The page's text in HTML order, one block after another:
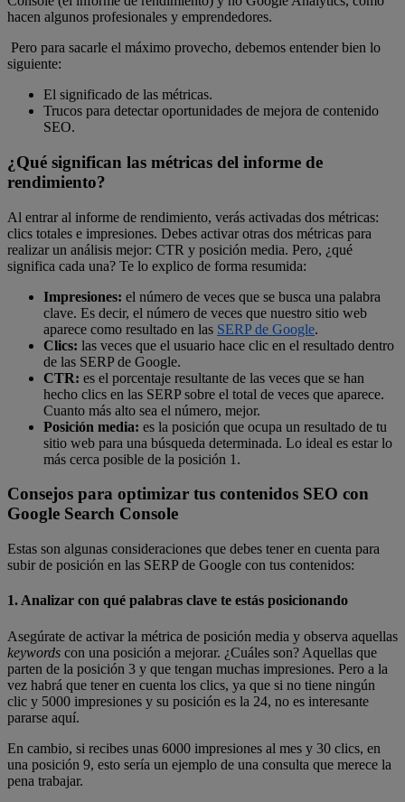
hacen algunos profesionales y emprendedores.
Pero para sacarle el máximo provecho, debemos entender bien lo
siguiente:
El significado de las métricas.
Trucos para detectar oportunidades de mejora de contenido
SEO.
¿Qué significan las métricas del informe de
rendimiento?
Al entrar al informe de rendimiento, verás activadas dos métricas:
clics totales e impresiones. Debes activar otras dos métricas para
realizar un análisis mejor: CTR y posición media. Pero, ¿qué
significa cada una? Te lo explico de forma resumida:
Impresiones: el número de veces que se busca una palabra
clave. Es decir, el número de veces que nuestro sitio web
aparece como resultado en las SERP de Google.
Clics: las veces que el usuario hace clic en el resultado dentro
de las SERP de Google.
CTR: es el porcentaje resultante de las veces que se han
hecho clics en las SERP sobre el total de veces que aparece.
Cuanto más alto sea el número, mejor.
Posición media: es la posición que ocupa un resultado de tu
sitio web para una búsqueda determinada. Lo ideal es estar lo
más cerca posible de la posición 1.
Consejos para optimizar tus contenidos SEO con
Google Search Console
Estas son algunas consideraciones que debes tener en cuenta para
subir de posición en las SERP de Google con tus contenidos:
1. Analizar con qué palabras clave te estás posicionando
Asegúrate de activar la métrica de posición media y observa aquellas
keywords con una posición a mejorar. ¿Cuáles son? Aquellas que
parten de la posición 3 y que tengan muchas impresiones. Pero a la
vez habrá que tener en cuenta los clics, ya que si no tiene ningún
clic y 5000 impresiones y su posición es la 24, no es interesante
pararse aquí.
En cambio, si recibes unas 6000 impresiones al mes y 30 clics, en
una posición 9, esto sería un ejemplo de una consulta que merece la
pena trabajar.